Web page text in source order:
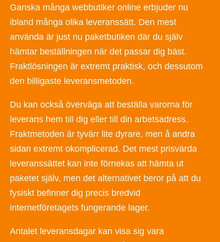
Ganska många webbutiker online erbjuder nu
ibland många olika leveranssätt. Den mest
använda är just nu paketbutiken där du själv
hämtar beställningen när det passar dig bäst.
Fraktlösningen är extremt praktisk, och dessutom
den billigaste leveransmetoden.
Du kan också överväga att beställa varorna för
leverans hem till dig eller till din arbetsadress.
Fraktmetoden är tyvärr lite dyrare, men å andra
sidan extremt okomplicerad. Det mest prisvärda
leveranssättet kan inte förnekas att hämta ut
paketet själv, men det alternativet beror på att du
fysiskt befinner dig precis bredvid
internetföretagets fungerande lager.
Antalet leveransdagar kan visa sig vara